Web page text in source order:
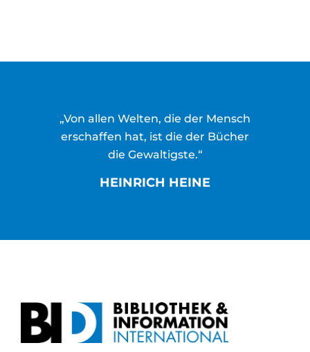
„Von allen Welten, die der Mensch
erschaffen hat, ist die der Bücher
die Gewaltigste.“
HEINRICH HEINE